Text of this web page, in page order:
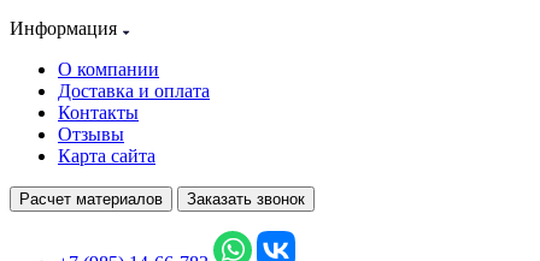
Информация
О компании
Доставка и оплата
Контакты
Отзывы
Карта сайта
Расчет материалов Заказать звонок